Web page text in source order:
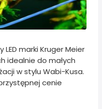
marki Kruger Meier
idealnie do małych
w stylu Wabi-Kusa.
cenie